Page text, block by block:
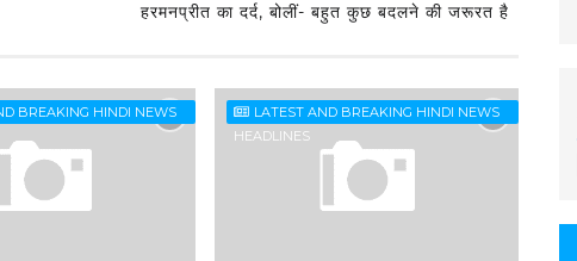
हरमनप्रीत का दर्द, बोलीं- बहुत कुछ बदलने की जरूरत है
BREAKING HINDI NEWS
LATEST AND BREAKING HINDI NEWS
HEADLINES